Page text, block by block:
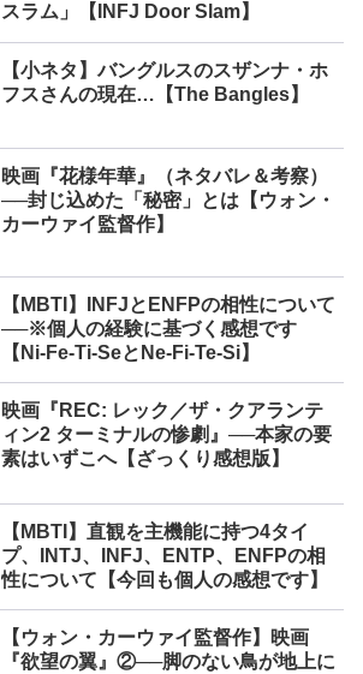
スラム」【INFJ Door Slam】
【小ネタ】バングルスのスザンナ・ホ
フスさんの現在…【The Bangles】
映画『花様年華』（ネタバレ＆考察）
──封じ込めた「秘密」とは【ウォン・
カーウァイ監督作】
【MBTI】INFJとENFPの相性について
──※個人の経験に基づく感想です
【Ni-Fe-Ti-SeとNe-Fi-Te-Si】
映画『REC: レック／ザ・クアランテ
ィン2 ターミナルの惨劇』──本家の要
素はいずこへ【ざっくり感想版】
【MBTI】直観を主機能に持つ4タイ
プ、INTJ、INFJ、ENTP、ENFPの相
性について【今回も個人の感想です】
【ウォン・カーウァイ監督作】映画
『欲望の翼』②──脚のない鳥が地上に